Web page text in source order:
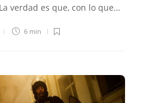
verdad es que, con lo que…
6 min